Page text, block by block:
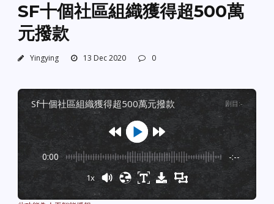
SF十個社區組織獲得超500萬
元撥款
Yingying 13 Dec 2020 0
sf十個社區組織獲得超500萬元撥款 剧目 :-
0:00 -:--
1x